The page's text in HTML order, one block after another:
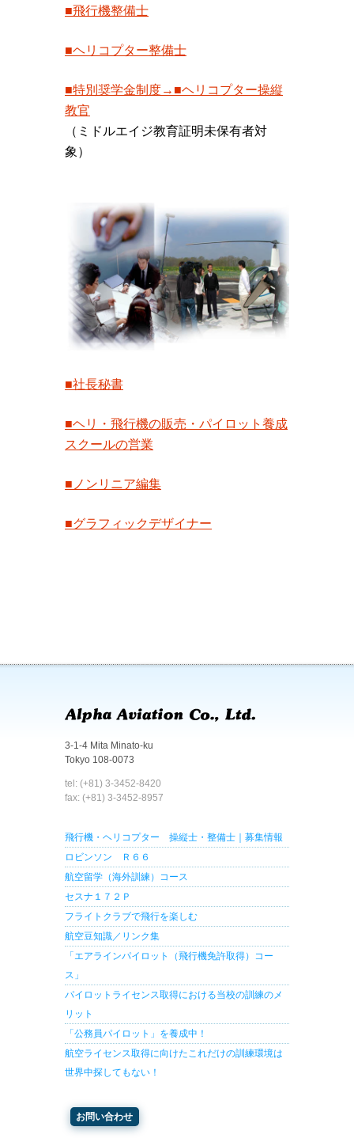
■飛行機整備士
■ヘリコプター整備士
■特別奨学金制度→■ヘリコプター操縦
教官
（ミドルエイジ教育証明未保有者対
象）
■社長秘書
■ヘリ・飛行機の販売・パイロット養成
スクールの営業
■ノンリニア編集
■グラフィックデザイナー
3-1-4 Mita Minato-ku
Tokyo 108-0073
tel: (+81) 3-3452-8420
fax: (+81) 3-3452-8957
飛行機・ヘリコプター 操縦士・整備士｜募集情報
ロビンソン Ｒ６６
航空留学（海外訓練）コース
セスナ１７２Ｐ
フライトクラブで飛行を楽しむ
航空豆知識／リンク集
「エアラインパイロット（飛行機免許取得）コー
ス」
パイロットライセンス取得における当校の訓練のメ
リット
「公務員パイロット」を養成中！
航空ライセンス取得に向けたこれだけの訓練環境は
世界中探してもない！
お問い合わせ